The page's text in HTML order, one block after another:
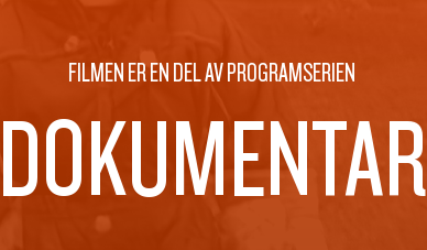
FILMEN ER EN DEL AV PROGRAMSERIEN
DOKUMENTAR